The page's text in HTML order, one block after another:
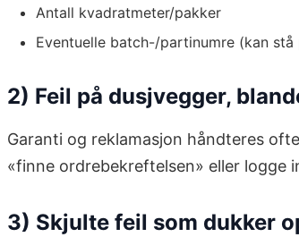
Antall kvadratmeter/pakker
Eventuelle batch-/partinumre (kan
2) Feil på dusjvegger,
Garanti og reklamasjon håndteres
«finne ordrebekreftelsen» eller logge
3) Skjulte feil som dukker